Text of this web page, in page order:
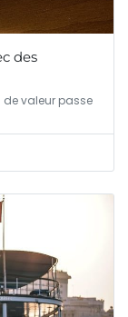
des
valeur passe